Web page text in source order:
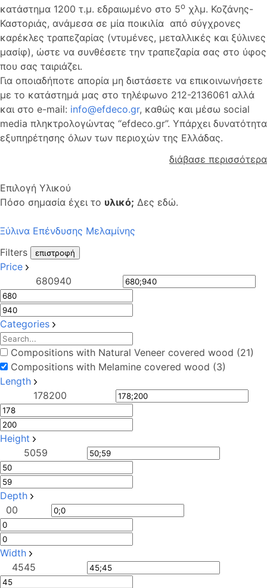
κατάστημα 1200 τ.μ. εδραιωμένο στο 5ο χλμ. Κοζάνης-
Καστοριάς, ανάμεσα σε μία ποικιλία από σύγχρονες
καρέκλες τραπεζαρίας (ντυμένες, μεταλλικές και ξύλινες
μασίφ), ώστε να συνθέσετε την τραπεζαρία σας στο ύφος
που σας ταιριάζει.
Για οποιαδήποτε απορία μη διστάσετε να επικοινωνήσετε
με το κατάστημά μας στο τηλέφωνο 212-2136061 αλλά
και στο e-mail: info@efdeco.gr, καθώς και μέσω social
media πληκτρολογώντας “efdeco.gr”. Υπάρχει δυνατότητα
εξυπηρέτησης όλων των περιοχών της Ελλάδας.
διάβασε περισσότερα
Επιλογή Υλικού
Πόσο σημασία έχει το υλικό; Δες εδώ.
Ξύλινα Επένδυσης Μελαμίνης
Filters
επιστροφή
Price
680940
Categories
Compositions with Natural Veneer covered wood (21)
Compositions with Melamine covered wood (3)
Length
178200
Height
5059
Depth
00
Width
4545